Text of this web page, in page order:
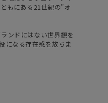
もにある21世紀の”オ
ンドにはない世界観を
になる存在感を放ちま